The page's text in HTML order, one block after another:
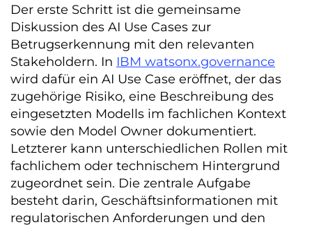
Der erste Schritt ist die gemeinsame
Diskussion des AI Use Cases zur
Betrugserkennung mit den relevanten
Stakeholdern. In IBM watsonx.governance
wird dafür ein AI Use Case eröffnet, der das
zugehörige Risiko, eine Beschreibung des
eingesetzten Modells im fachlichen Kontext
sowie den Model Owner dokumentiert.
Letzterer kann unterschiedlichen Rollen mit
fachlichem oder technischem Hintergrund
zugeordnet sein. Die zentrale Aufgabe
besteht darin, Geschäftsinformationen mit
regulatorischen Anforderungen und den